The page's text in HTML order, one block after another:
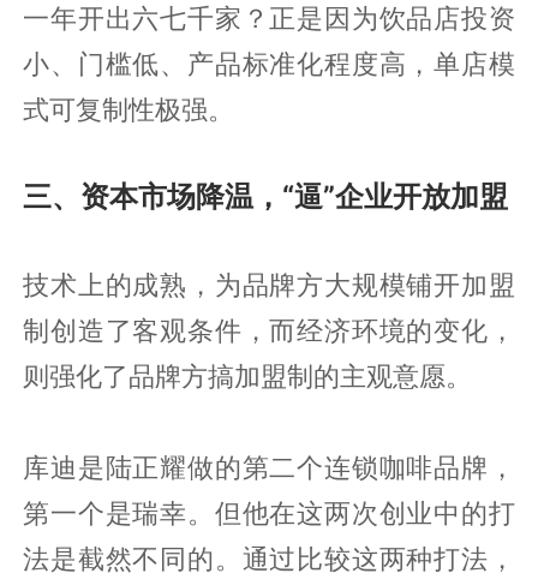
一年开出六七千家？正是因为饮品店投资
小、门槛低、产品标准化程度高，单店模
式可复制性极强。
三、资本市场降温，“逼”企业开放加盟
技术上的成熟，为品牌方大规模铺开加盟
制创造了客观条件，而经济环境的变化，
则强化了品牌方搞加盟制的主观意愿。
库迪是陆正耀做的第二个连锁咖啡品牌，
第一个是瑞幸。但他在这两次创业中的打
法是截然不同的。通过比较这两种打法，